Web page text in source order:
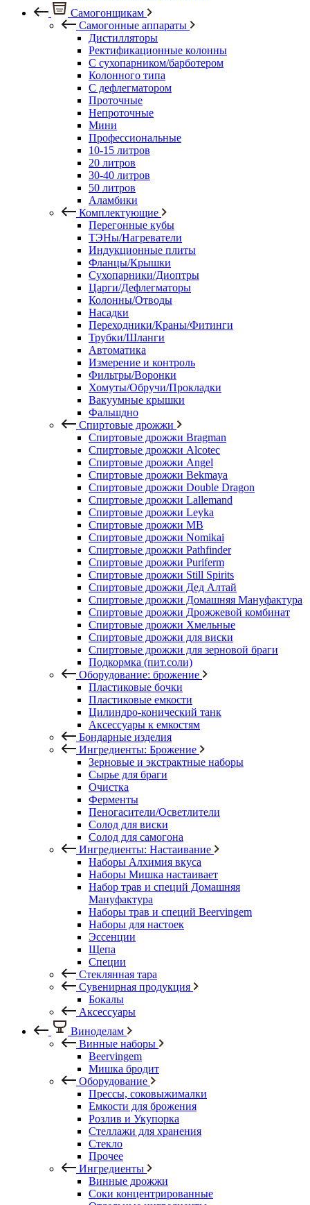
Самогонщикам
Самогонные аппараты
Дистилляторы
Ректификационные колонны
С сухопарником/барботером
Колонного типа
С дефлегматором
Проточные
Непроточные
Мини
Профессиональные
10-15 литров
20 литров
30-40 литров
50 литров
Аламбики
Комплектующие
Перегонные кубы
ТЭНы/Нагреватели
Индукционные плиты
Фланцы/Крышки
Сухопарники/Диоптры
Царги/Дефлегматоры
Колонны/Отводы
Насадки
Переходники/Краны/Фитинги
Трубки/Шланги
Автоматика
Измерение и контроль
Фильтры/Воронки
Хомуты/Обручи/Прокладки
Вакуумные крышки
Фальшдно
Спиртовые дрожжи
Спиртовые дрожжи Bragman
Спиртовые дрожжи Alcotec
Спиртовые дрожжи Angel
Спиртовые дрожжи Bekmaya
Спиртовые дрожжи Double Dragon
Спиртовые дрожжи Lallemand
Спиртовые дрожжи Leyka
Спиртовые дрожжи MB
Спиртовые дрожжи Nomikai
Спиртовые дрожжи Pathfinder
Спиртовые дрожжи Puriferm
Спиртовые дрожжи Still Spirits
Спиртовые дрожжи Дед Алтай
Спиртовые дрожжи Домашняя Мануфактура
Спиртовые дрожжи Дрожжевой комбинат
Спиртовые дрожжи Хмельные
Спиртовые дрожжи для виски
Спиртовые дрожжи для зерновой браги
Подкормка (пит.соли)
Оборудование: брожение
Пластиковые бочки
Пластиковые емкости
Цилиндро-конический танк
Аксессуары к емкостям
Бондарные изделия
Ингредиенты: Брожение
Зерновые и экстрактные наборы
Сырье для браги
Очистка
Ферменты
Пеногасители/Осветлители
Солод для виски
Солод для самогона
Ингредиенты: Настаивание
Наборы Алхимия вкуса
Наборы Мишка настаивает
Набор трав и специй Домашняя
Мануфактура
Наборы трав и специй Beervingem
Наборы для настоек
Эссенции
Щепа
Специи
Стеклянная тара
Сувенирная продукция
Бокалы
Аксессуары
Виноделам
Винные наборы
Beervingem
Мишка бродит
Оборудование
Прессы, соковыжималки
Емкости для брожения
Розлив и Укупорка
Стеллажи для хранения
Стекло
Прочее
Ингредиенты
Винные дрожжи
Соки концентрированные